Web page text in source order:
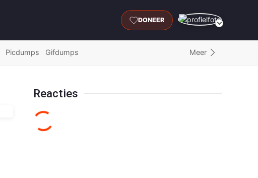
DONEER
Picdumps Gifdumps Meer
Reacties